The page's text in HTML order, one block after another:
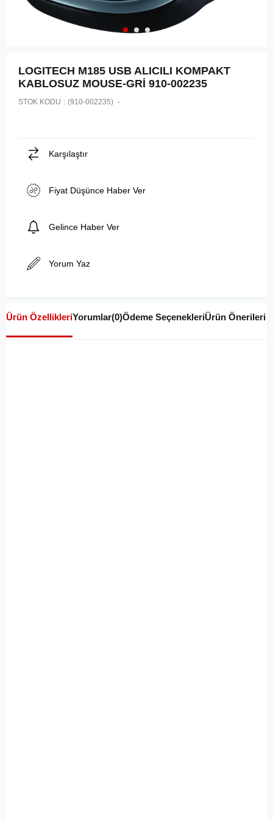
LOGITECH M185 USB ALICILI KOMPAKT
KABLOSUZ MOUSE-GRİ 910-002235
STOK KODU (910-002235)
Karşılaştır
Fiyat Düşünce Haber Ver
Gelince Haber Ver
Yorum Yaz
Ürün ÖzellikleriYorumlar(0)Ödeme SeçenekleriÜrün Önerileri